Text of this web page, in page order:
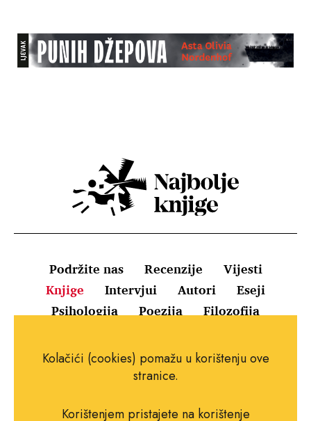
Podržite nas Recenzije
Vijesti
Knjige
Intervjui Autori
Eseji
Psihologija
Poezija Filozofija
Uvjeti korištenja
Pravila o kolačićima
Impressum
Kolačići (cookies) pomažu u korištenju ove
stranice.
Korištenjem pristajete na korištenje